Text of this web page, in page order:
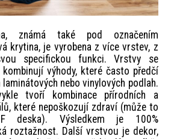
známá také pod označením
krytina, je vyrobena z více vrstev, z
specifickou funkci. Vrstvy se
výhody, které často předčí
nebo vinylových podlah.
tvoří kombinace přírodních a
které nepoškozují zdraví (může to
deska). Výsledkem je 100%
roztažnost. Další vrstvou je dekor,